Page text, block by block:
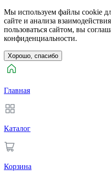
Мы используем файлы cookie
сайте и анализа
пользоваться сайтом, вы
конфиденциальности.
Хорошо, спасибо
Главная
Каталог
Корзина